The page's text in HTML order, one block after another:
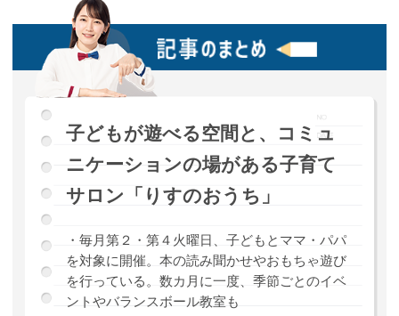
子どもが遊べる空間と、コミュ
ニケーションの場がある子育て
サロン「りすのおうち」
・毎月第２・第４火曜日、子どもとママ・パパ
を対象に開催。本の読み聞かせやおもちゃ遊び
を行っている。数カ月に一度、季節ごとのイベ
ントやバランスボール教室も